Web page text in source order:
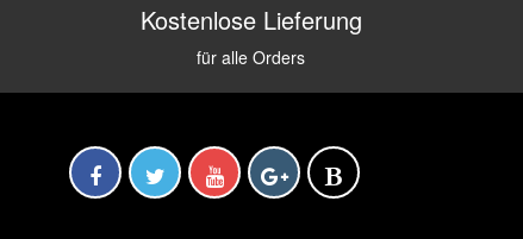
Kostenlose Lieferung
für alle Orders